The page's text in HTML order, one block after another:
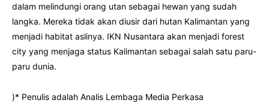
dalam melindungi orang utan sebagai hewan yang sudah
langka. Mereka tidak akan diusir dari hutan Kalimantan yang
menjadi habitat aslinya. IKN Nusantara akan menjadi forest
city yang menjaga status Kalimantan sebagai salah satu paru-
paru dunia.
)* Penulis adalah Analis Lembaga Media Perkasa